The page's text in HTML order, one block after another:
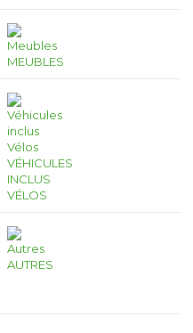
MEUBLES
VÉHICULES
INCLUS
VÉLOS
AUTRES